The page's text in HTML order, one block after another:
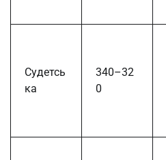
Судетсь
ка
340–32
0